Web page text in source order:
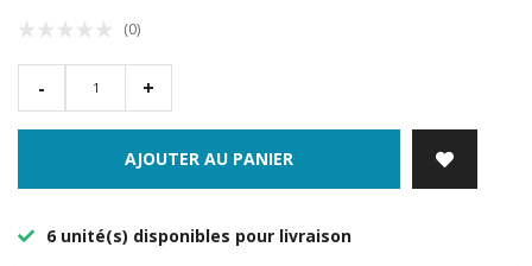
(0)
- +
AJOUTER AU PANIER
6 unité(s) disponibles pour livraison